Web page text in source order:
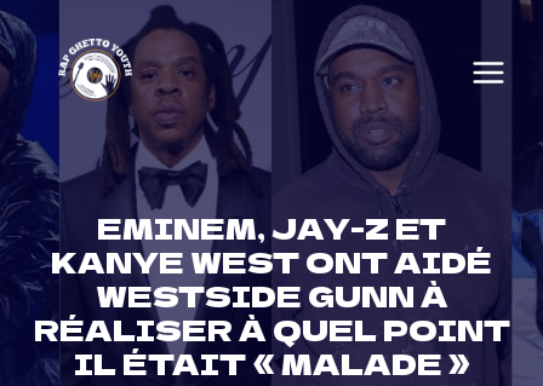
Skip
to
content
EMINEM, JAY-Z ET
KANYE WEST ONT AIDÉ
WESTSIDE GUNN À
RÉALISER À QUEL POINT
IL ÉTAIT « MALADE »